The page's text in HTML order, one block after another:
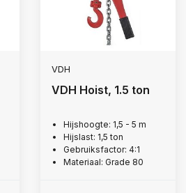
VDH
VDH Hoist, 1.5 ton
Hijshoogte: 1,5 - 5 m
Hijslast: 1,5 ton
Gebruiksfactor: 4:1
Materiaal: Grade 80